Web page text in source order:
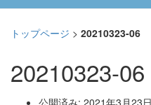
トップページ > 20210323-06
20210323-06
公開済み: 2021年3月23日